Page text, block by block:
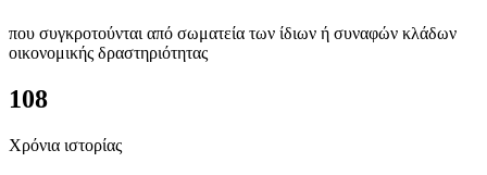
που συγκροτούνται από σωματεία των ίδιων ή συναφών κλάδων
οικονομικής δραστηριότητας
108
Χρόνια ιστορίας